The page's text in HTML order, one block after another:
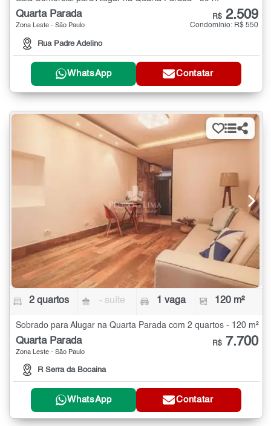
Quarta Parada
Zona Leste - São Paulo
Rua Padre Adelino
R$ 2.509
Condomínio: R$ 550
WhatsApp Contatar
2 quartos - suíte 1 vaga 120 m²
Sobrado para Alugar na Quarta Parada com 2 quartos - 120 m²
Quarta Parada
Zona Leste - São Paulo
R Serra da Bocaina
R$ 7.700
WhatsApp Contatar